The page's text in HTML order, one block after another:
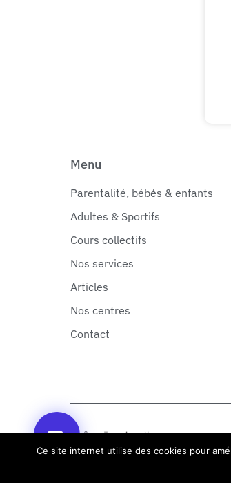
Menu
Parentalité, bébés & enfants
Adultes & Sportifs
Cours collectifs
Nos services
Articles
Nos centres
Contact
Ce site internet utilise des cookies pour